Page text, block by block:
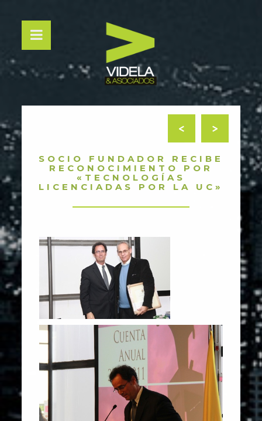
>
<
SOCIO FUNDADOR RECIBE
RECONOCIMIENTO POR
«TECNOLOGÍAS
LICENCIADAS POR LA UC»